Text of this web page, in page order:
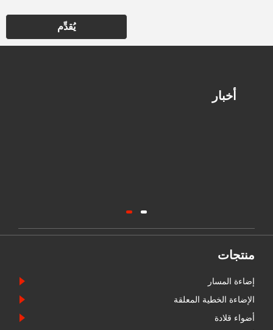
يُقدِّم
أخبار
منتجات
إضاءة المسار
الإضاءة الخطية المعلقة
أضواء قلادة